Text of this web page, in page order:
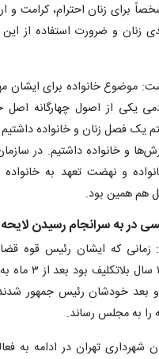
برای زنان احترام، کرامت و
زنان و ضرورت استفاده از
موضوع خانواده برای ایشان
یکی از اصول چهارگانه اصل
یک فصل زنان و خانواده
و خانواده داشتیم. در
و نهضت تعهد به خانواده
هم همین بود.
در به سرانجام رسیدن لایحه
که ایشان رئیس قوه
امنیت زنان
بعد خودشان رئیس جمهور
را به مجلس رساند.
شهرداری تهران در ادامه به